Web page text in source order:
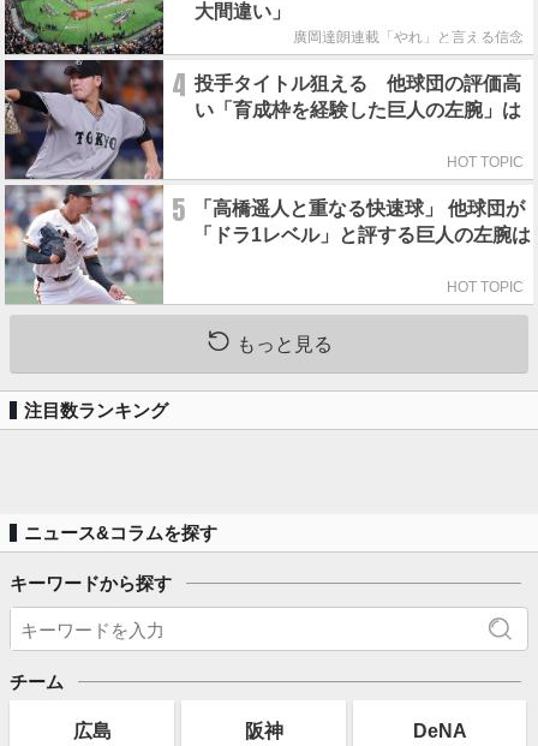
大間違い」
廣岡達朗連載「やれ」と言える信念
4 投手タイトル狙える 他球団の評価高
い「育成枠を経験した巨人の左腕」は
HOT TOPIC
5
「高橋遥人と重なる快速球」 他球団が
「ドラ1レベル」と評する巨人の左腕は
HOT TOPIC
もっと見る
注目数ランキング
ニュース&コラムを探す
キーワードから探す
チーム
広島 阪神 DeNA